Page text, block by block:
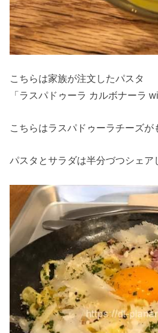
こちらは家族が注文したパスタ
「ラスパドゥーラ カルボナーラ
こちらはラスパドゥーラチーズが
パスタとサラダは半分づつシェア